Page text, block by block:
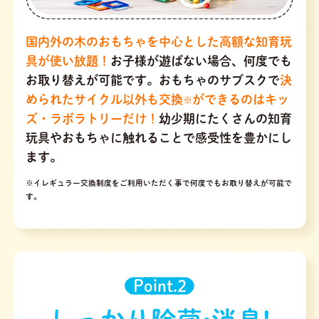
国内外の木のおもちゃを中心とした高額な知育玩
具が使い放題！ お子様が遊ばない場合、何度でも
お取り替えが可能です。おもちゃのサブスクで決
められたサイクル以外も交換※ ができるのはキッ
ズ・ラボラトリーだけ！ 幼少期にたくさんの知育
玩具やおもちゃに触れることで感受性を豊かにし
ます。
※イレギュラー交換制度をご利用いただく事で何度でもお取り替えが可能で
す。
Point.2